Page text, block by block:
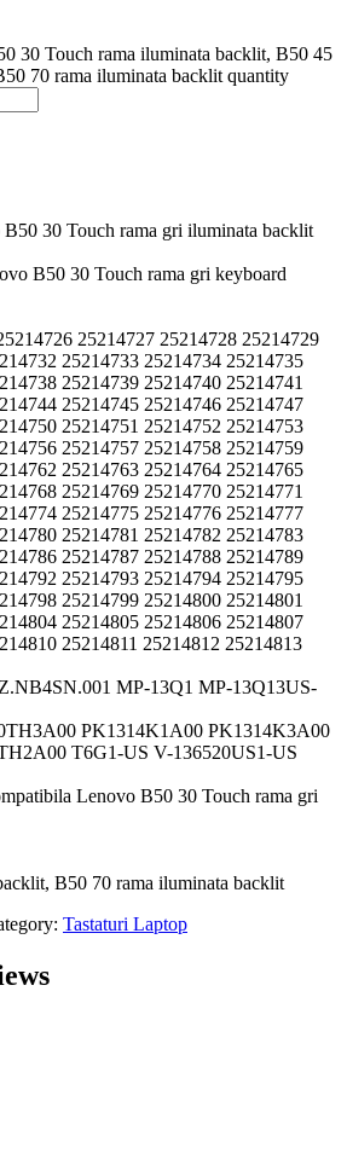
30 Touch rama iluminata backlit, B50 45
70 rama iluminata backlit quantity
30 Touch rama gri iluminata backlit
B50 30 Touch rama gri keyboard
25214727 25214728 25214729
25214733 25214734 25214735
25214739 25214740 25214741
25214745 25214746 25214747
25214751 25214752 25214753
25214757 25214758 25214759
25214763 25214764 25214765
25214769 25214770 25214771
25214775 25214776 25214777
25214781 25214782 25214783
25214787 25214788 25214789
25214793 25214794 25214795
25214799 25214800 25214801
25214805 25214806 25214807
25214811 25214812 25214813
MP-13Q1 MP-13Q13US-
PK1314K1A00 PK1314K3A00
T6G1-US V-136520US1-US
Lenovo B50 30 Touch rama gri
B50 70 rama iluminata backlit
Tastaturi Laptop